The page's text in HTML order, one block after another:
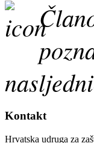
Kontakt
Hrvatska udruga za